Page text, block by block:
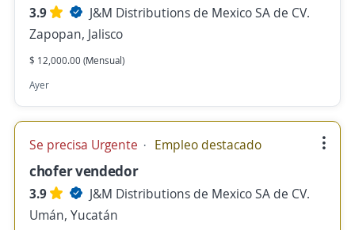
3.9
J&M Distributions de Mexico SA de CV.
Zapopan, Jalisco
$ 12,000.00 (Mensual)
Ayer
Se precisa Urgente Empleo destacado
chofer vendedor
3.9
J&M Distributions de Mexico SA de CV.
Umán, Yucatán